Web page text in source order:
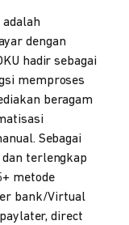
dengan
hadir sebagai
memproses
beragam
Sebagai
terlengkap
metode
bank/Virtual
direct